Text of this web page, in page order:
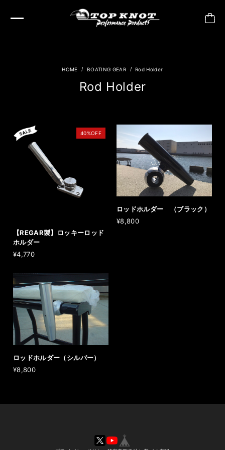
BOATING GEAR Rod Holder
Rod Holder
40%OFF
【REGAR製】ロッキーロッド
ホルダー
¥4,770
ロッドホルダー （ブラック）
¥8,800
ロッドホルダー（シルバー）
¥8,800